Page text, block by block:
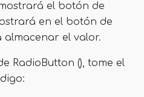
el botón de
en el botón de
el valor.
RadioButton (), tome el